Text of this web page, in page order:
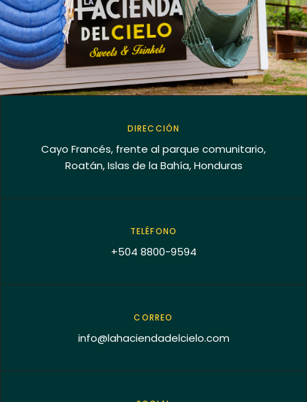
DIRECCIÓN
Cayo Francés, frente al parque comunitario,
Roatán, Islas de la Bahía, Honduras
TELÉFONO
+504 8800-9594
CORREO
info@lahaciendadelcielo.com